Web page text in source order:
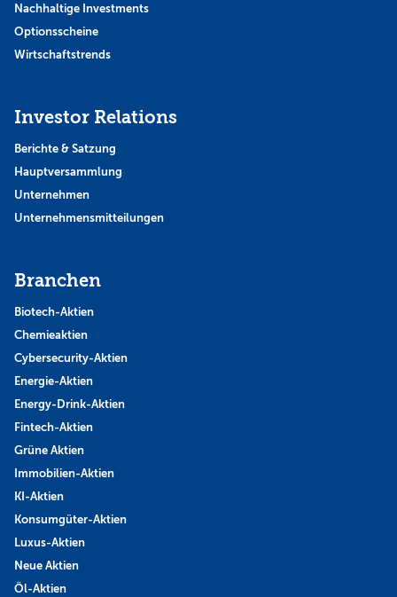
Nachhaltige Investments
Optionsscheine
Wirtschaftstrends
Investor Relations
Berichte & Satzung
Hauptversammlung
Unternehmen
Unternehmensmitteilungen
Branchen
Biotech-Aktien
Chemieaktien
Cybersecurity-Aktien
Energie-Aktien
Energy-Drink-Aktien
Fintech-Aktien
Grüne Aktien
Immobilien-Aktien
KI-Aktien
Konsumgüter-Aktien
Luxus-Aktien
Neue Aktien
Öl-Aktien